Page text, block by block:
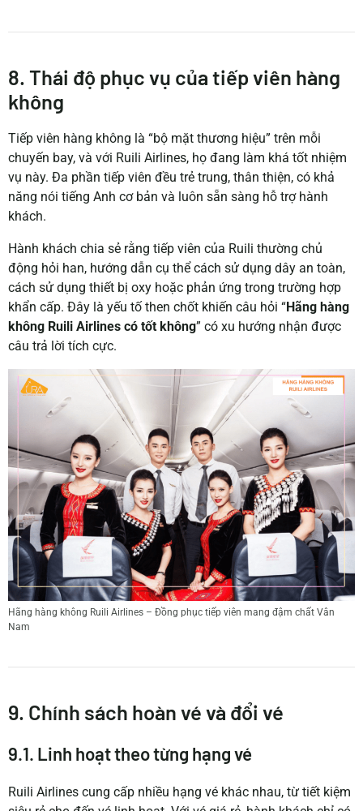
8. Thái độ phục vụ của tiếp viên hàng
không
Tiếp viên hàng không là “bộ mặt thương hiệu” trên mỗi
chuyến bay, và với Ruili Airlines, họ đang làm khá tốt nhiệm
vụ này. Đa phần tiếp viên đều trẻ trung, thân thiện, có khả
năng nói tiếng Anh cơ bản và luôn sẵn sàng hỗ trợ hành
khách.
Hành khách chia sẻ rằng tiếp viên của Ruili thường chủ
động hỏi han, hướng dẫn cụ thể cách sử dụng dây an toàn,
cách sử dụng thiết bị oxy hoặc phản ứng trong trường hợp
khẩn cấp. Đây là yếu tố then chốt khiến câu hỏi “Hãng hàng
không Ruili Airlines có tốt không” có xu hướng nhận được
câu trả lời tích cực.
Hãng hàng không Ruili Airlines – Đồng phục tiếp viên mang đậm chất Vân
Nam
9. Chính sách hoàn vé và đổi vé
9.1. Linh hoạt theo từng hạng vé
Ruili Airlines cung cấp nhiều hạng vé khác nhau, từ tiết kiệm